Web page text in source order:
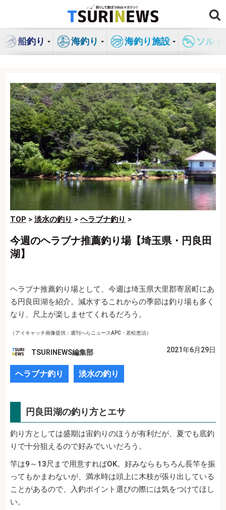
ン
船釣り 海釣り 海釣り施設 ソル
TOP > 淡水の釣り > ヘラブナ釣り >
今週のヘラブナ推薦釣り場【埼玉県・円良田
湖】
ヘラブナ推薦釣り場として、今週は埼玉県大里郡寄居町にあ
る円良田湖を紹介。減水するこれからの季節は釣り場も多く
なり、尺上が楽しませてくれるだろう。
（アイキャッチ画像提供：週刊へらニュースAPC・若松恵治）
TSURINEWS編集部 2021年6月29日
ヘラブナ釣り 淡水の釣り
円良田湖の釣り方とエサ
釣り方としては盛期は宙釣りのほうが有利だが、夏でも底釣
りで十分狙えるので好みでいいだろう。
竿は9～13尺まで用意すればOK。好みならもちろん長竿を振
ってもかまわないが、満水時は頭上に木枝が張り出している
ことがあるので、入釣ポイント選びの際には気をつけてほし
い。